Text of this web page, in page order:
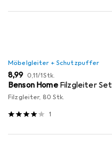
Möbelgleiter + Schutzpuffer
EUR
8,99 EUR
0,11/1Stk.
Benson Home Filzgleiter Set
Filzgleiter, 80 Stk.
1